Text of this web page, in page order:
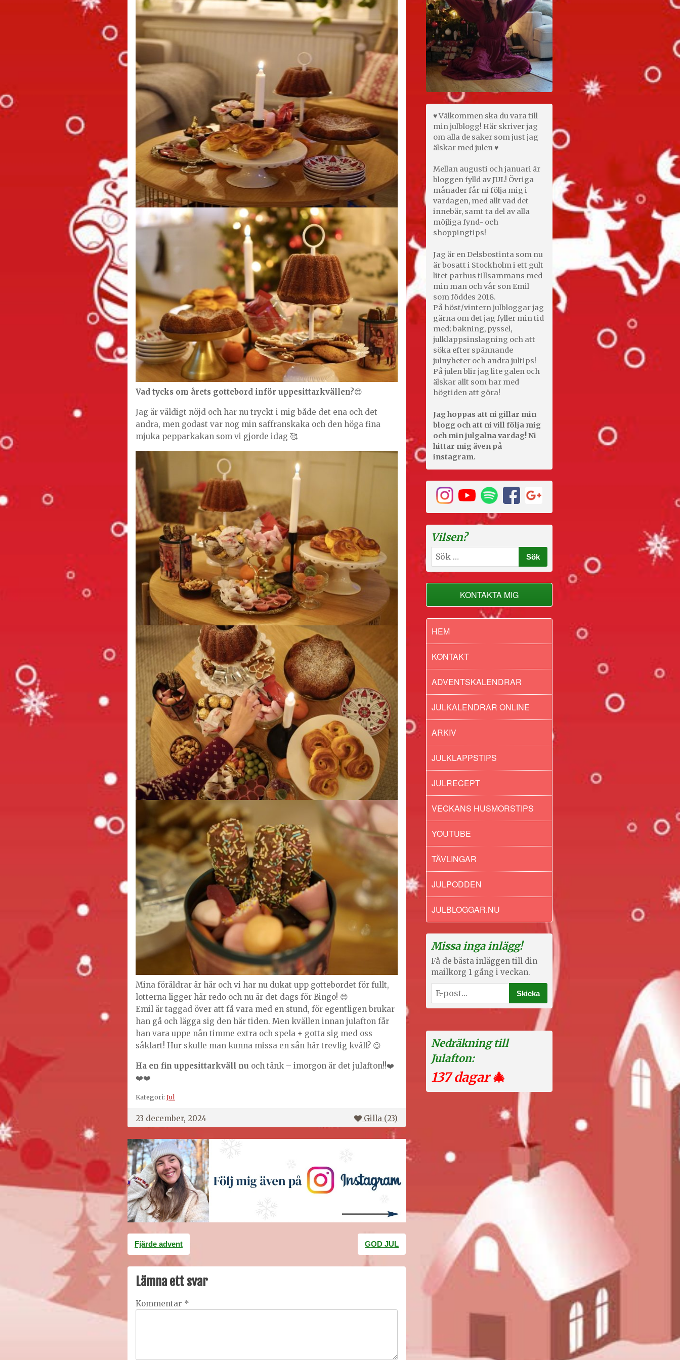
Vad tycks om årets gottebord inför uppesittarkvällen?😍
Jag är väldigt nöjd och har nu tryckt i mig både det ena och det
andra, men godast var nog min saffranskaka och den höga fina
mjuka pepparkakan som vi gjorde idag 🥰
Mina föräldrar är här och vi har nu dukat upp gottebordet för fullt,
lotterna ligger här redo och nu är det dags för Bingo! 😍
Emil är taggad över att få vara med en stund, för egentligen brukar
han gå och lägga sig den här tiden. Men kvällen innan julafton får
han vara uppe nån timme extra och spela + gotta sig med oss
såklart! Hur skulle man kunna missa en sån här trevlig kväll? 😉
Ha en fin uppesittarkväll nu och tänk – imorgon är det julafton!!❤️
❤️❤️
Kategori: Jul
23 december, 2024 Gilla (23)
Inläggsnavigering
Fjärde advent GOD JUL
Lämna ett svar
Kommentar *
♥ Välkommen ska du vara till
min julblogg! Här skriver jag
om alla de saker som just jag
älskar med julen ♥
Mellan augusti och januari är
bloggen fylld av JUL! Övriga
månader får ni följa mig i
vardagen, med allt vad det
innebär, samt ta del av alla
möjliga fynd- och
shoppingtips!
Jag är en Delsbostinta som nu
är bosatt i Stockholm i ett gult
litet parhus tillsammans med
min man och vår son Emil
som föddes 2018.
På höst/vintern julbloggar jag
gärna om det jag fyller min tid
med; bakning, pyssel,
julklappsinslagning och att
söka efter spännande
julnyheter och andra jultips!
På julen blir jag lite galen och
älskar allt som har med
högtiden att göra!
Jag hoppas att ni gillar min
blogg och att ni vill följa mig
och min julgalna vardag! Ni
hittar mig även på
instagram.
Vilsen?
Sök
efter:
KONTAKTA MIG
HEM
KONTAKT
ADVENTSKALENDRAR
JULKALENDRAR ONLINE
ARKIV
JULKLAPPSTIPS
JULRECEPT
VECKANS HUSMORSTIPS
YOUTUBE
TÄVLINGAR
JULPODDEN
JULBLOGGAR.NU
Missa inga inlägg!
Få de bästa inläggen till din
mailkorg 1 gång i veckan.
Nedräkning till
Julafton:
137 dagar🎄